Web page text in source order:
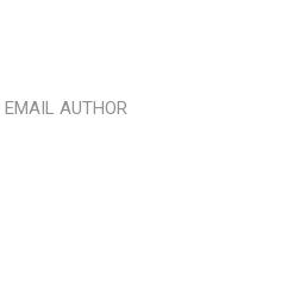
EMAIL AUTHOR